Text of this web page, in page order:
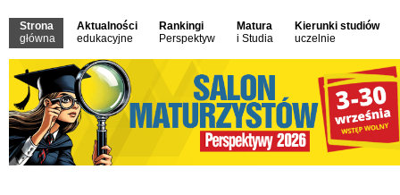
Strona
główna
Aktualności
edukacyjne
Rankingi
Perspektyw
Matura
i Studia
Kierunki studiów
uczelnie